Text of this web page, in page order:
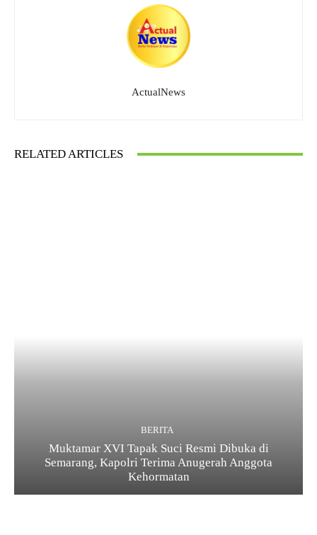
ActualNews
RELATED ARTICLES
BERITA
Muktamar XVI Tapak Suci Resmi Dibuka di
Semarang, Kapolri Terima Anugerah Anggota
Kehormatan